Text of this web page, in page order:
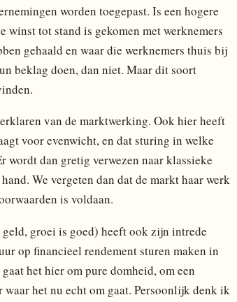
worden toegepast. Is een hogere
tot stand is gekomen met werknemers
gehaald en waar die werknemers thuis bij
beklag doen, dan niet. Maar dit soort
van de marktwerking. Ook hier heeft
voor evenwicht, en dat sturing in welke
dan gretig verwezen naar klassieke
We vergeten dan dat de markt haar werk
is voldaan.
groei is goed) heeft ook zijn intrede
op financieel rendement sturen maken in
het hier om pure domheid, om een
het nu echt om gaat. Persoonlijk denk ik